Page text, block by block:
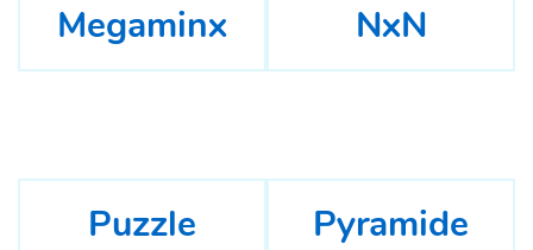
Megaminx NxN
Puzzle Pyramide